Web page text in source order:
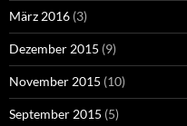
März 2016 (3)
Dezember 2015 (9)
November 2015 (10)
September 2015 (5)